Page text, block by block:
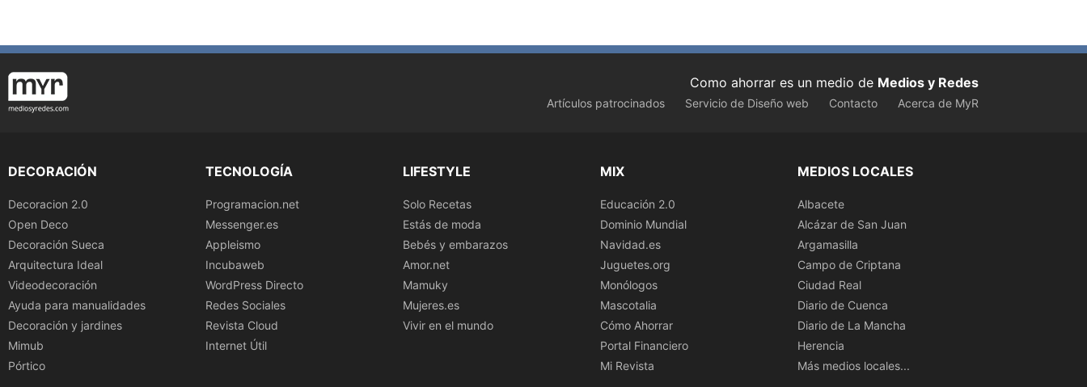
Como ahorrar es un medio de Medios y Redes
Artículos patrocinados Servicio de Diseño web Contacto Acerca de MyR
DECORACIÓN
Decoracion 2.0
Open Deco
Decoración Sueca
Arquitectura Ideal
Videodecoración
Ayuda para manualidades
Decoración y jardines
Mimub
Pórtico
TECNOLOGÍA
Programacion.net
Messenger.es
Appleismo
Incubaweb
WordPress Directo
Redes Sociales
Revista Cloud
Internet Útil
LIFESTYLE
Solo Recetas
Estás de moda
Bebés y embarazos
Amor.net
Mamuky
Mujeres.es
Vivir en el mundo
MIX
Educación 2.0
Dominio Mundial
Navidad.es
Juguetes.org
Monólogos
Mascotalia
Cómo Ahorrar
Portal Financiero
Mi Revista
MEDIOS LOCALES
Albacete
Alcázar de San Juan
Argamasilla
Campo de Criptana
Ciudad Real
Diario de Cuenca
Diario de La Mancha
Herencia
Más medios locales...